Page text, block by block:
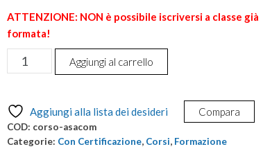
ATTENZIONE: NON è possibile iscriversi a classe già
formata!
Corso
Regionale
all'autonomia
e
alla
Aggiungi al carrello
Aggiungi alla lista dei desideri Compara
COD: corso-asacom
Categorie: Con Certificazione, Corsi, Formazione